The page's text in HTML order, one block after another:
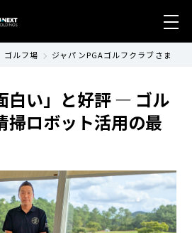
ゴルフ場 ジャパンPGAゴルフクラブさま
白い」と好評 ― ゴル
掃ロボット活用の最